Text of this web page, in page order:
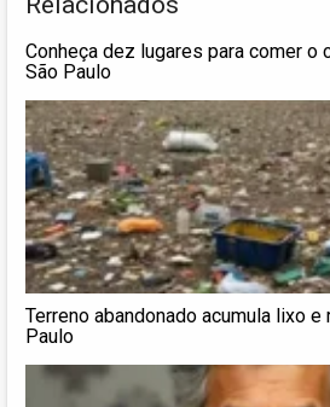
Conheça dez lugares para comer
São Paulo
Terreno abandonado acumula lixo
Paulo